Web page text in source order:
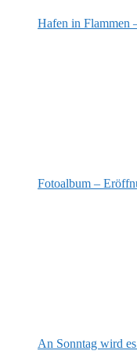
Hafen in Flammen
Fotoalbum –
An Sonntag wird